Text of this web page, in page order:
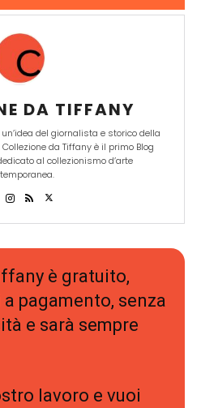
DA TIFFANY
del giornalista e storico della
da Tiffany è il primo Blog
al collezionismo d’arte
è gratuito,
pagamento, senza
e sarà sempre
lavoro e vuoi